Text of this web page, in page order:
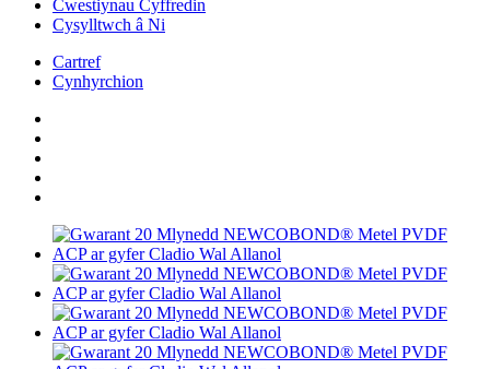
Cwestiynau Cyffredin
Cysylltwch â Ni
Cartref
Cynhyrchion